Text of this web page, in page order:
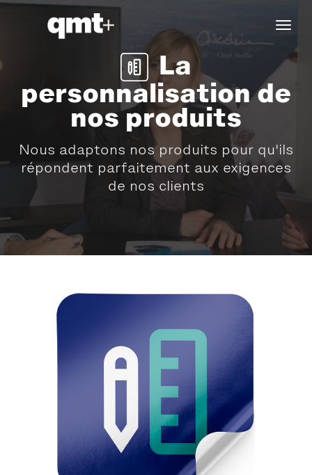
La
personnalisation de
nos produits
Nous adaptons nos produits pour qu'ils
répondent parfaitement aux exigences
de nos clients